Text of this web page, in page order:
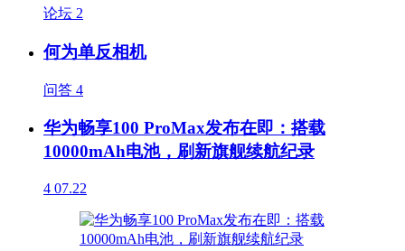
论坛 2
何为单反相机
问答 4
华为畅享100 ProMax发布在即：搭载
10000mAh电池，刷新旗舰续航纪录
4 07.22